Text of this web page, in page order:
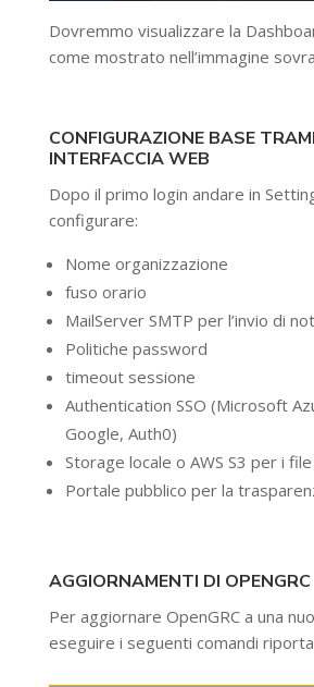
Dovremmo visualizzare la
come mostrato nell’immagine
CONFIGURAZIONE BASE
INTERFACCIA WEB
Dopo il primo login andare in
configurare:
Nome organizzazione
fuso orario
MailServer SMTP per l’invio di
Politiche password
timeout sessione
Authentication SSO (Microsoft
Google, Auth0)
Storage locale o AWS S3 per i
Portale pubblico per la
AGGIORNAMENTI DI OPENGRC
Per aggiornare OpenGRC a una
eseguire i seguenti comandi